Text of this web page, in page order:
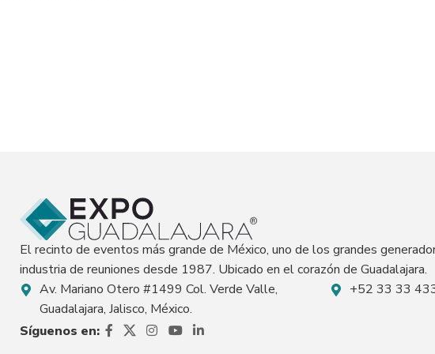
El recinto de eventos más grande de México, uno de los grandes
industria de reuniones desde 1987. Ubicado en el corazón de Guadalajara.
Av. Mariano Otero #1499 Col. Verde Valle,
Guadalajara, Jalisco, México.
+52 33 33
Síguenos en: